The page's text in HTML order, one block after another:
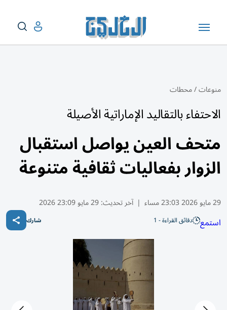
منوعات/محطات
الاحتفاء بالتقاليد الإماراتية الأصيلة
متحف العين يواصل استقبال
الزوار بفعاليات ثقافية متنوعة
29 مايو 2026 23:03 مساء | آخر تحديث:29 مايو 23:09 2026
استمع دقائق القراءة - 1 شارك